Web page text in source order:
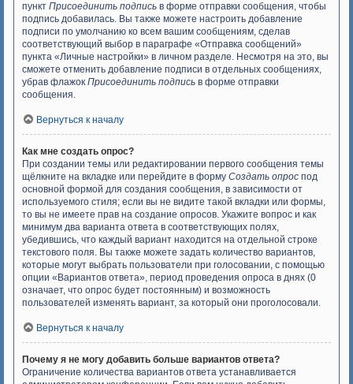
пункт Присоединить подпись в форме отправки сообщения, чтобы
подпись добавилась. Вы также можете настроить добавление
подписи по умолчанию ко всем вашим сообщениям, сделав
соответствующий выбор в параграфе «Отправка сообщений»
пункта «Личные настройки» в личном разделе. Несмотря на это, вы
сможете отменить добавление подписи в отдельных сообщениях,
убрав флажок Присоединить подпись в форме отправки
сообщения.
Вернуться к началу
Как мне создать опрос?
При создании темы или редактировании первого сообщения темы
щёлкните на вкладке или перейдите в форму Создать опрос под
основной формой для создания сообщения, в зависимости от
используемого стиля; если вы не видите такой вкладки или формы,
то вы не имеете прав на создание опросов. Укажите вопрос и как
минимум два варианта ответа в соответствующих полях,
убедившись, что каждый вариант находится на отдельной строке
текстового поля. Вы также можете задать количество вариантов,
которые могут выбрать пользователи при голосовании, с помощью
опции «Вариантов ответа», период проведения опроса в днях (0
означает, что опрос будет постоянным) и возможность
пользователей изменять вариант, за который они проголосовали.
Вернуться к началу
Почему я не могу добавить больше вариантов ответа?
Ограничение количества вариантов ответа устанавливается